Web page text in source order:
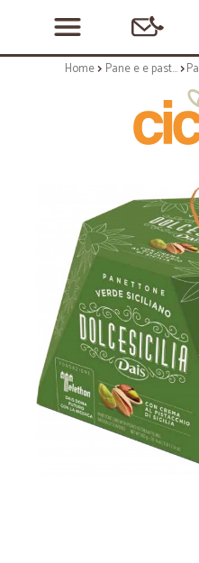
Home Pane e e pasticceria